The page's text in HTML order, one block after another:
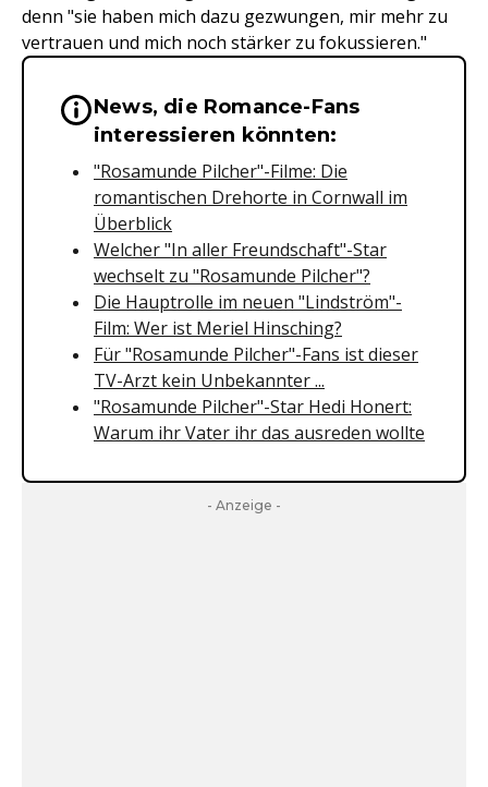
denn "sie haben mich dazu gezwungen, mir mehr zu
vertrauen und mich noch stärker zu fokussieren."
Wichtige Hinweise &
News, die Romance-Fans
interessieren könnten:
"Rosamunde Pilcher"-Filme: Die
romantischen Drehorte in Cornwall im
Überblick
Welcher "In aller Freundschaft"-Star
wechselt zu "Rosamunde Pilcher"?
Die Hauptrolle im neuen "Lindström"-
Film: Wer ist Meriel Hinsching?
Für "Rosamunde Pilcher"-Fans ist dieser
TV-Arzt kein Unbekannter ...
"Rosamunde Pilcher"-Star Hedi Honert:
Warum ihr Vater ihr das ausreden wollte
- Anzeige -